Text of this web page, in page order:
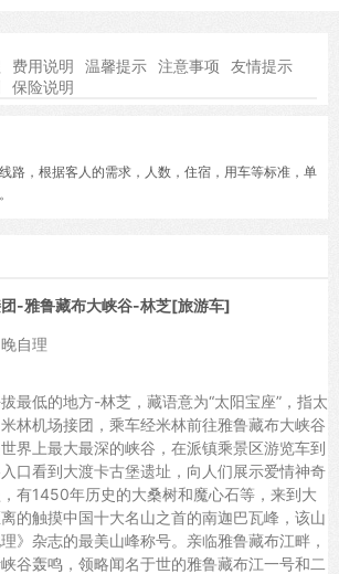
费用说明 温馨提示 注意事项
友情提示
保险说明
路，根据客人的需求，人数，住宿，用车等标准，单
-雅鲁藏布大峡谷-林芝[旅游车]
自理
最低的地方-林芝，藏语意为“太阳宝座”，指太
林机场接团，乘车经米林前往雅鲁藏布大峡谷
界上最大最深的峡谷，在派镇乘景区游览车到
口看到大渡卡古堡遗址，向人们展示爱情神奇
有1450年历史的大桑树和魔心石等，来到大
的触摸中国十大名山之首的南迦巴瓦峰，该山
》杂志的最美山峰称号。亲临雅鲁藏布江畔，
谷轰鸣，领略闻名于世的雅鲁藏布江一号和二